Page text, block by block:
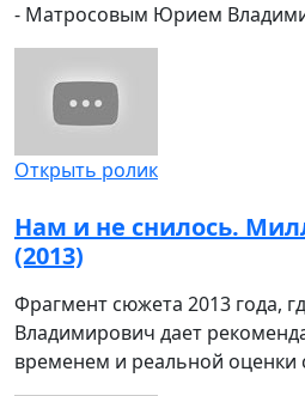
- Матросовым Юрием
Открыть ролик
Нам и не снилось.
(2013)
Фрагмент сюжета 2013 года,
Владимирович дает
временем и реальной оценки